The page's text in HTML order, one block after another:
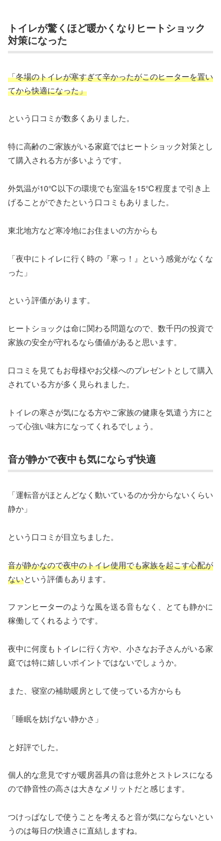
トイレが驚くほど暖かくなりヒートショック
対策になった
「冬場のトイレが寒すぎて辛かったがこのヒーターを置い
てから快適になった」
という口コミが数多くありました。
特に高齢のご家族がいる家庭ではヒートショック対策とし
て購入される方が多いようです。
外気温が10℃以下の環境でも室温を15℃程度まで引き上
げることができたという口コミもありました。
東北地方など寒冷地にお住まいの方からも
「夜中にトイレに行く時の『寒っ！』という感覚がなくな
った」
という評価があります。
ヒートショックは命に関わる問題なので、数千円の投資で
家族の安全が守れるなら価値があると思います。
口コミを見てもお母様やお父様へのプレゼントとして購入
されている方が多く見られました。
トイレの寒さが気になる方やご家族の健康を気遣う方にと
って心強い味方になってくれるでしょう。
音が静かで夜中も気にならず快適
「運転音がほとんどなく動いているのか分からないくらい
静か」
という口コミが目立ちました。
音が静かなので夜中のトイレ使用でも家族を起こす心配が
ないという評価もあります。
ファンヒーターのような風を送る音もなく、とても静かに
稼働してくれるようです。
夜中に何度もトイレに行く方や、小さなお子さんがいる家
庭では特に嬉しいポイントではないでしょうか。
また、寝室の補助暖房として使っている方からも
「睡眠を妨げない静かさ」
と好評でした。
個人的な意見ですが暖房器具の音は意外とストレスになる
ので静音性の高さは大きなメリットだと感じます。
つけっぱなしで使うことを考えると音が気にならないとい
うのは毎日の快適さに直結しますね。